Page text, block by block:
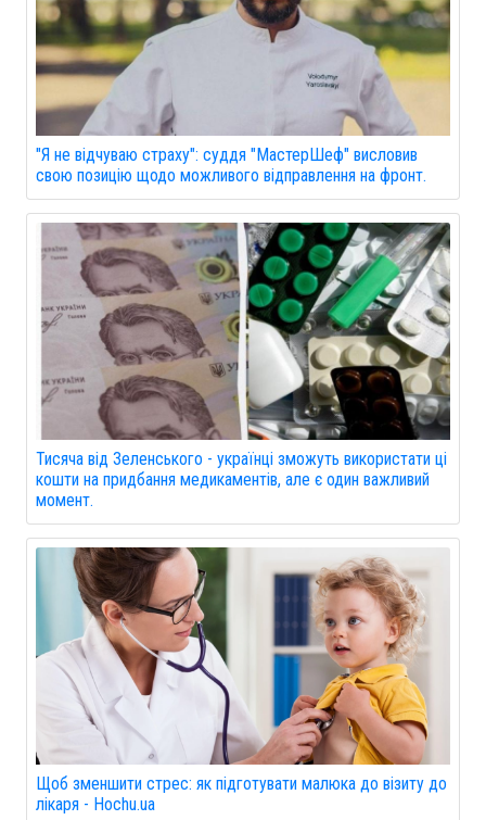
"Я не відчуваю страху": суддя "МастерШеф" висловив
свою позицію щодо можливого відправлення на фронт.
Тисяча від Зеленського - українці зможуть використати ці
кошти на придбання медикаментів, але є один важливий
момент.
Щоб зменшити стрес: як підготувати малюка до візиту до
лікаря - Hochu.ua